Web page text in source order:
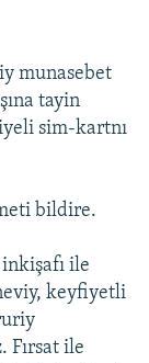
munasebet
tayin
sim-kartnı
bildire.
ile
keyfiyetli
Fırsat ile